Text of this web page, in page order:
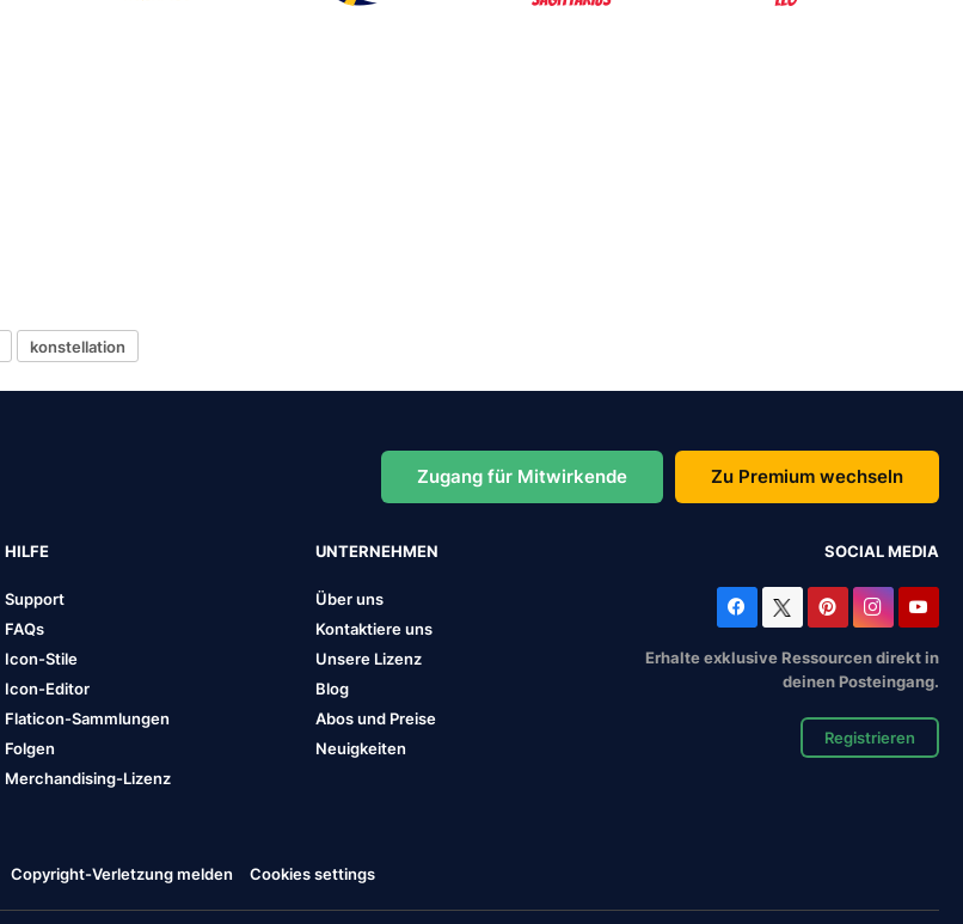
konstellation
Zugang für Mitwirkende Zu Premium wechseln
HILFE
Support
FAQs
Icon-Stile
Icon-Editor
Flaticon-Sammlungen
Folgen
Merchandising-Lizenz
UNTERNEHMEN
Über uns
Kontaktiere uns
Unsere Lizenz
Blog
Abos und Preise
Neuigkeiten
SOCIAL MEDIA
Erhalte exklusive Ressourcen direkt in
deinen Posteingang.
Registrieren
Copyright-Verletzung melden Cookies settings